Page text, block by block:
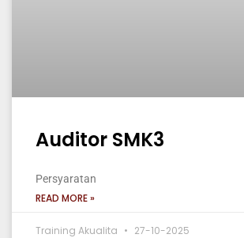
Auditor SMK3
Persyaratan
READ MORE »
Training Akualita 27-10-2025